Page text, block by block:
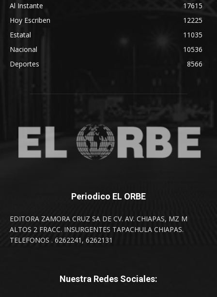
Al Instante
17615
Hoy Escriben
12225
Estatal
11035
Nacional
10536
Deportes
8566
Periodico EL ORBE
EDITORA ZAMORA CRUZ SA DE CV. AV. CHIAPAS, MZ M
ALTOS 2 FRACC. INSURGENTES TAPACHULA CHIAPAS.
TELEFONOS . 6262241, 6262131
Nuestra Redes Sociales: